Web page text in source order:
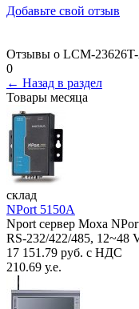
Добавьте свой отзыв
Отзывы о LCM-
0
← Назад в раздел
Товары месяца
склад
NPort 5150A
Nport сервер Moxa
RS-232/422/485, 12~48
17 151.79 руб. с НДС
210.69 у.е.